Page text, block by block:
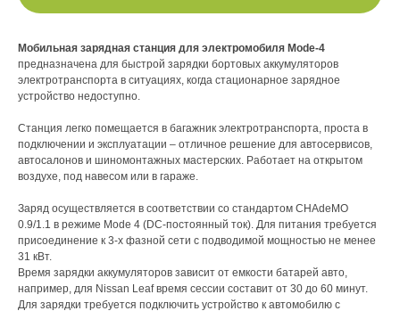
Мобильная зарядная станция для электромобиля Mode-4
предназначена для быстрой зарядки бортовых аккумуляторов
электротранспорта в ситуациях, когда стационарное зарядное
устройство недоступно.
Станция легко помещается в багажник электротранспорта, проста в
подключении и эксплуатации – отличное решение для автосервисов,
автосалонов и шиномонтажных мастерских. Работает на открытом
воздухе, под навесом или в гараже.
Заряд осуществляется в соответствии со стандартом CHAdeMO
0.9/1.1 в режиме Mode 4 (DC-постоянный ток). Для питания требуется
присоединение к 3-х фазной сети с подводимой мощностью не менее
31 кВт.
Время зарядки аккумуляторов зависит от емкости батарей авто,
например, для Nissan Leaf время сессии составит от 30 до 60 минут.
Для зарядки требуется подключить устройство к автомобилю с